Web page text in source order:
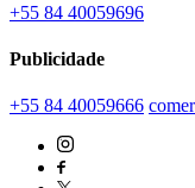
+55 84 40059696
Publicidade
+55 84 40059666